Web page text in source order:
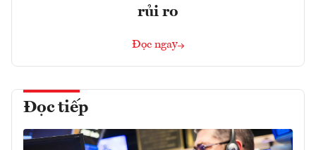
rủi ro
Đọc ngay
Đọc tiếp